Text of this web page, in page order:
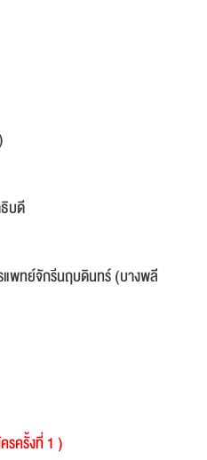
บดี
แพทย์จักรีนฤบดินทร์ (บางพลี
รครั้งที่ 1 )